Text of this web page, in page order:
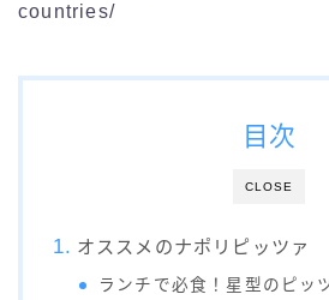
countries/
CLOSE
目次
オススメのナポリピッツァ
ランチで必食！星型のピッ